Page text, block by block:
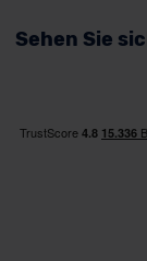
Sehen Sie